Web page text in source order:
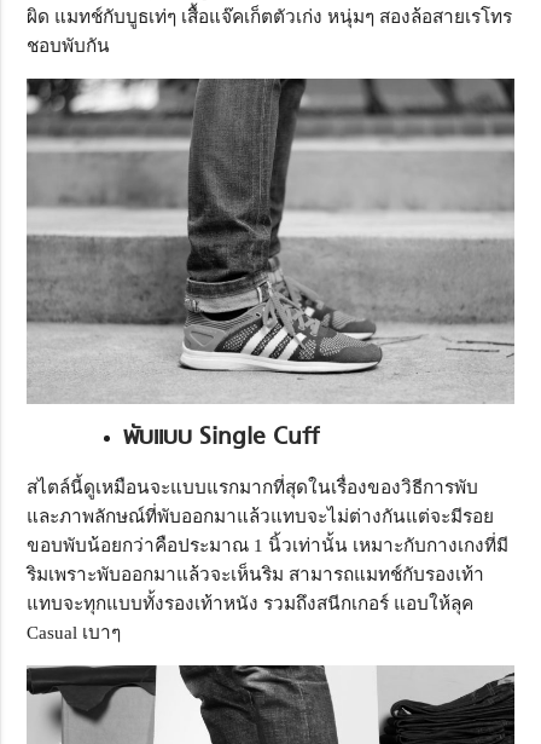
ผิด แมทช์กับบูธเท่ๆ เสื้อแจ๊คเก็ตตัวเก่ง หนุ่มๆ สองล้อสายเรโทร
ชอบพับกัน
พับแบบ Single Cuff
สไตล์นี้ดูเหมือนจะแบบแรกมากที่สุดในเรื่องของวิธีการพับ
และภาพลักษณ์ที่พับออกมาแล้วแทบจะไม่ต่างกันแต่จะมีรอย
ขอบพับน้อยกว่าคือประมาณ 1 นิ้วเท่านั้น เหมาะกับกางเกงที่มี
ริมเพราะพับออกมาแล้วจะเห็นริม สามารถแมทช์กับรองเท้า
แทบจะทุกแบบทั้งรองเท้าหนัง รวมถึงสนีกเกอร์ แอบให้ลุค
Casual เบาๆ